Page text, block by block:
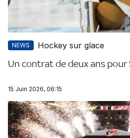
NEWS Hockey sur glace
Un contrat de deux ans pour
15 Juin 2026, 06:15